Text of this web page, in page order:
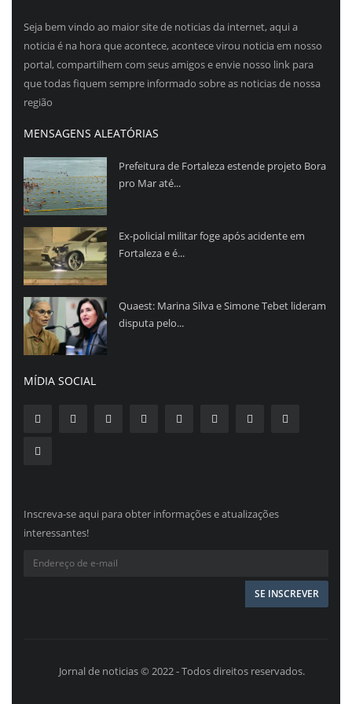
Seja bem vindo ao maior site de noticias da internet, aqui a
noticia é na hora que acontece, acontece virou noticia em nosso
portal, compartilhem com seus amigos e envie nosso link para
que todas fiquem sempre informado sobre as noticias de nossa
região
MENSAGENS ALEATÓRIAS
Prefeitura de Fortaleza estende projeto Bora
pro Mar até...
Ex-policial militar foge após acidente em
Fortaleza e é...
Quaest: Marina Silva e Simone Tebet lideram
disputa pelo...
MÍDIA SOCIAL
Inscreva-se aqui para obter informações e atualizações
interessantes!
Jornal de noticias © 2022 - Todos direitos reservados.